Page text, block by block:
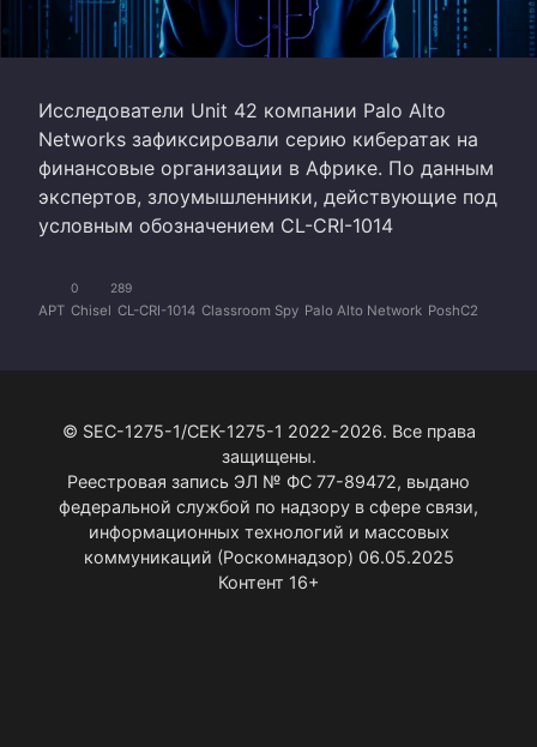
Исследователи Unit 42 компании Palo Alto
Networks зафиксировали серию кибератак на
финансовые организации в Африке. По данным
экспертов, злоумышленники, действующие под
условным обозначением CL-CRI-1014
0 289
APT Chisel CL-CRI-1014 Classroom Spy Palo Alto Network PoshC2
© SEC-1275-1/СЕК-1275-1 2022-2026. Все права
защищены.
Реестровая запись ЭЛ № ФС 77-89472, выдано
федеральной службой по надзору в сфере связи,
информационных технологий и массовых
коммуникаций (Роскомнадзор) 06.05.2025
Контент 16+